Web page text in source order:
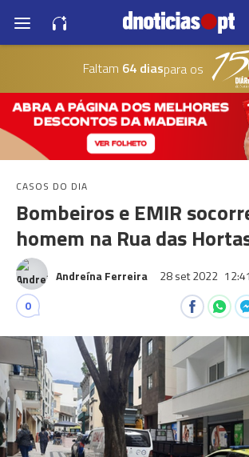
Faltam 64 diaspara os
CASOS DO DIA
Bombeiros e EMIR
homem na Rua das
Andreína Ferreira 28 set 2022 12:41
0